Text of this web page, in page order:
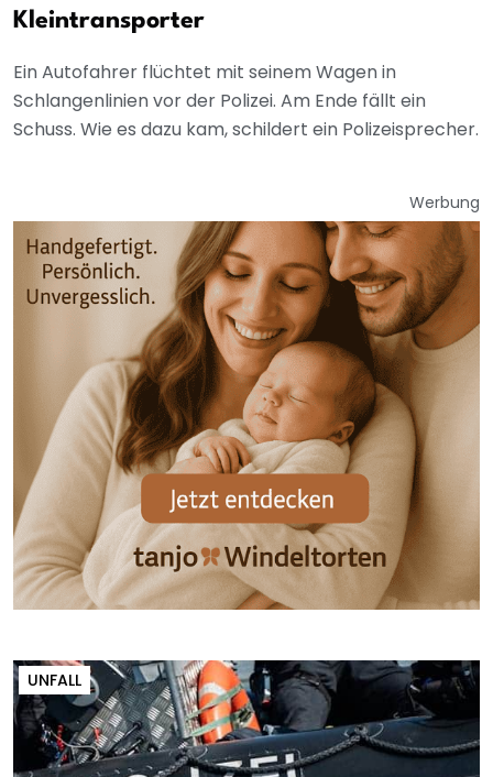
Kleintransporter
Ein Autofahrer flüchtet mit seinem Wagen in
Schlangenlinien vor der Polizei. Am Ende fällt ein
Schuss. Wie es dazu kam, schildert ein Polizeisprecher.
Werbung
UNFALL